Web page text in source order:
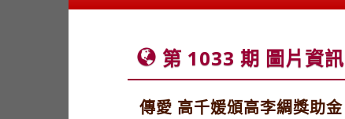
第 1033 期 圖片資訊
傳愛 高千媛頒高李綢獎助金